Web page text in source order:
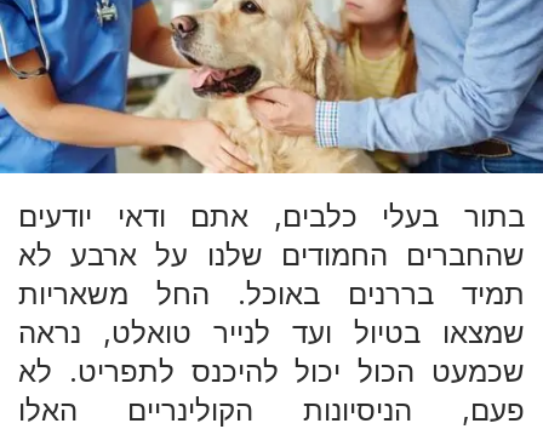
בתור בעלי כלבים, אתם ודאי יודעים
שהחברים החמודים שלנו על ארבע לא
תמיד בררנים באוכל. החל משאריות
שמצאו בטיול ועד לנייר טואלט, נראה
שכמעט הכול יכול להיכנס לתפריט. לא
פעם, הניסיונות הקולינריים האלו